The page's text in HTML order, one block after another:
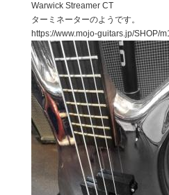
Warwick Streamer CT
ターミネーターのようです。
https://www.mojo-guitars.jp/SHOP/